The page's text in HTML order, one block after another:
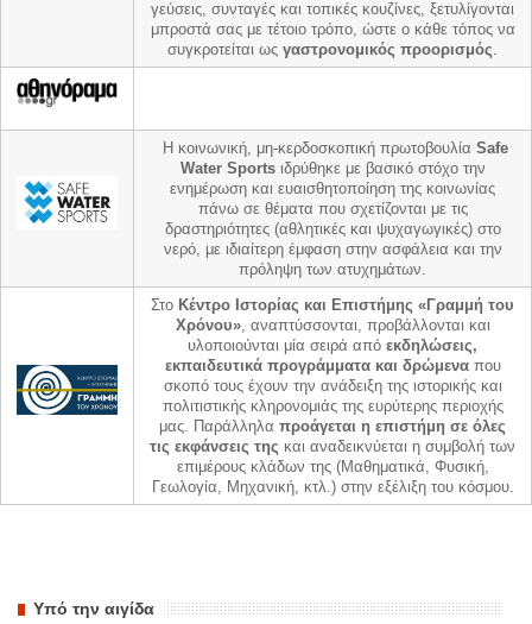
γεύσεις, συνταγές και τοπικές κουζίνες, ξετυλίγονται
μπροστά σας με τέτοιο τρόπο, ώστε ο κάθε τόπος να
συγκροτείται ως γαστρονομικός προορισμός.
Η κοινωνική, μη-κερδοσκοπική πρωτοβουλία Safe
Water Sportsιδρύθηκε με βασικό στόχο την
ενημέρωση και ευαισθητοποίηση της κοινωνίας
πάνω σε θέματα που σχετίζονται με τις
δραστηριότητες (αθλητικές και ψυχαγωγικές) στο
νερό, με ιδιαίτερη έμφαση στην ασφάλεια και την
πρόληψη των ατυχημάτων.
Στο Κέντρο Ιστορίας και Επιστήμης «Γραμμή του
Χρόνου», αναπτύσσονται, προβάλλονται και
υλοποιούνται μία σειρά από εκδηλώσεις,
εκπαιδευτικά προγράμματα και δρώμεναπου
σκοπό τους έχουν την ανάδειξη της ιστορικής και
πολιτιστικής κληρονομιάς της ευρύτερης περιοχής
μας. Παράλληλα προάγεται η επιστήμη σε όλες
τις εκφάνσεις της και αναδεικνύεται η συμβολή των
επιμέρους κλάδων της (Μαθηματικά, Φυσική,
Γεωλογία, Μηχανική, κτλ.) στην εξέλιξη του κόσμου.
Υπό την αιγίδα